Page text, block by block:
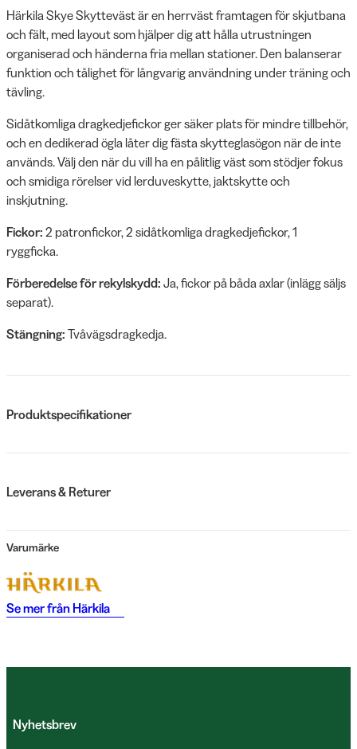
Härkila Skye Skytteväst är en herrväst framtagen för skjutbana
och fält, med layout som hjälper dig att hålla utrustningen
organiserad och händerna fria mellan stationer. Den balanserar
funktion och tålighet för långvarig användning under träning och
tävling.
Sidåtkomliga dragkedjefickor ger säker plats för mindre tillbehör,
och en dedikerad ögla låter dig fästa skytteglasögon när de inte
används. Välj den när du vill ha en pålitlig väst som stödjer fokus
och smidiga rörelser vid lerduveskytte, jaktskytte och
inskjutning.
Fickor: 2 patronfickor, 2 sidåtkomliga dragkedjefickor, 1
ryggficka.
Förberedelse för rekylskydd: Ja, fickor på båda axlar (inlägg säljs
separat).
Stängning: Tvåvägsdragkedja.
Produktspecifikationer
Leverans & Returer
Varumärke
Se mer från Härkila
Nyhetsbrev